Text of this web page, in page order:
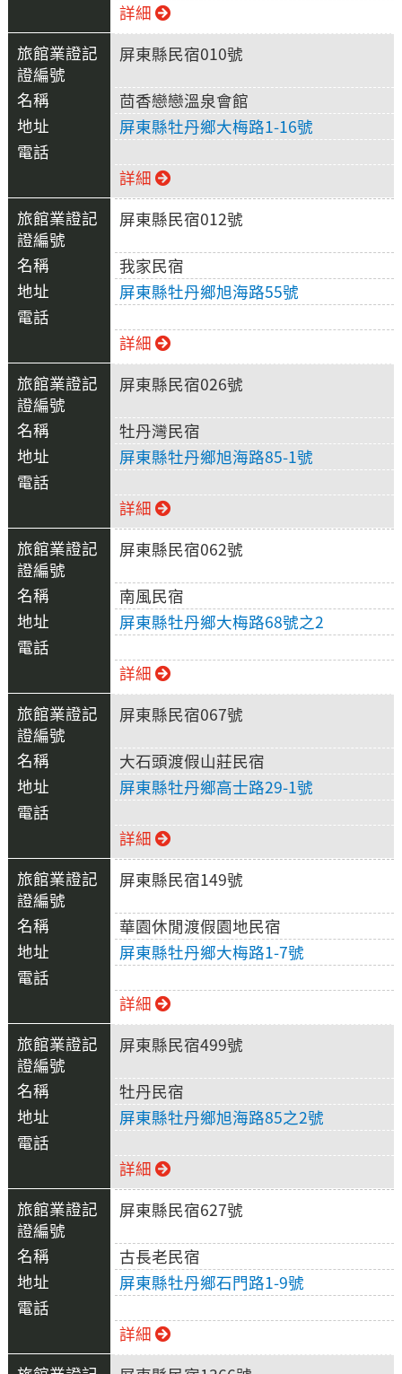
詳細
屏東縣民宿010號
茴香戀戀溫泉會館
屏東縣牡丹鄉大梅路1-16號
詳細
屏東縣民宿012號
我家民宿
屏東縣牡丹鄉旭海路55號
詳細
屏東縣民宿026號
牡丹灣民宿
屏東縣牡丹鄉旭海路85-1號
詳細
屏東縣民宿062號
南風民宿
屏東縣牡丹鄉大梅路68號之2
詳細
屏東縣民宿067號
大石頭渡假山莊民宿
屏東縣牡丹鄉高士路29-1號
詳細
屏東縣民宿149號
華園休閒渡假園地民宿
屏東縣牡丹鄉大梅路1-7號
詳細
屏東縣民宿499號
牡丹民宿
屏東縣牡丹鄉旭海路85之2號
詳細
屏東縣民宿627號
古長老民宿
屏東縣牡丹鄉石門路1-9號
詳細